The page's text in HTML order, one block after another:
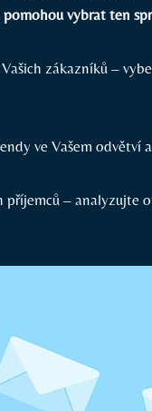
vybrat ten
zákazníků –
ve Vašem odvětví
příjemců – analyzujte